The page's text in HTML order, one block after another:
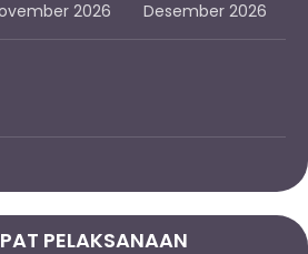
2026
Desember 2026
PELAKSANAAN